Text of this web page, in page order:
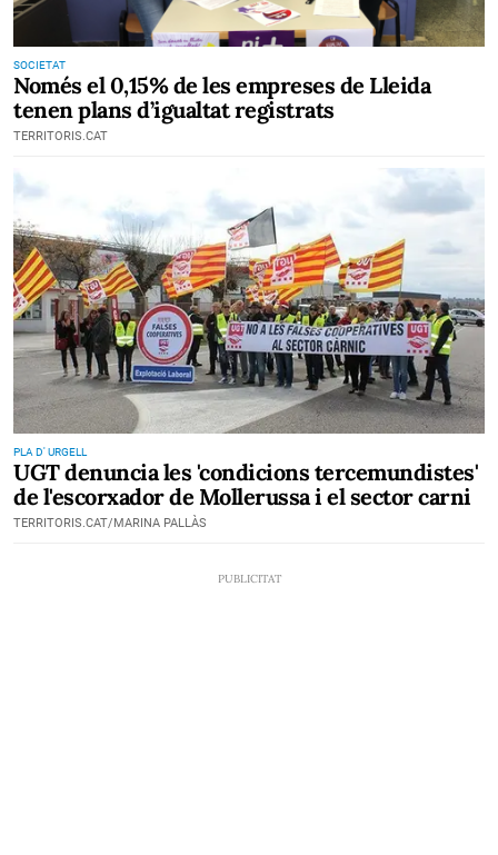
SOCIETAT
Només el 0,15% de les empreses de Lleida
tenen plans d’igualtat registrats
TERRITORIS.CAT
PLA D' URGELL
UGT denuncia les 'condicions tercemundistes'
de l'escorxador de Mollerussa i el sector carni
TERRITORIS.CAT/MARINA PALLÀS